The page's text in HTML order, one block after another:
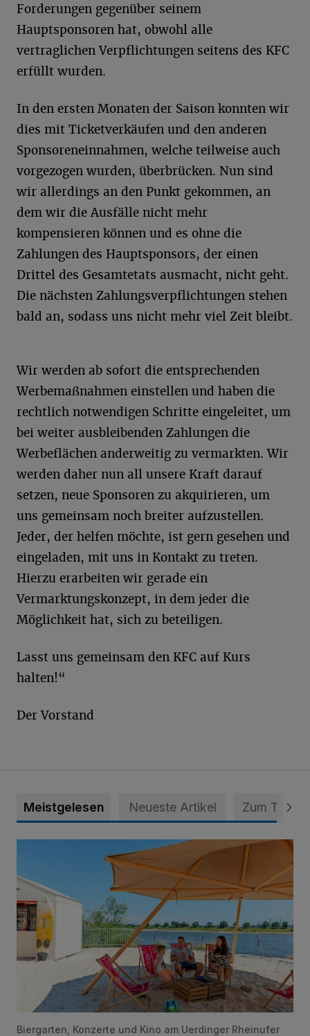
Forderungen gegenüber seinem
Hauptsponsoren hat, obwohl alle
vertraglichen Verpflichtungen seitens des KFC
erfüllt wurden.
In den ersten Monaten der Saison konnten wir
dies mit Ticketverkäufen und den anderen
Sponsoreneinnahmen, welche teilweise auch
vorgezogen wurden, überbrücken. Nun sind
wir allerdings an den Punkt gekommen, an
dem wir die Ausfälle nicht mehr
kompensieren können und es ohne die
Zahlungen des Hauptsponsors, der einen
Drittel des Gesamtetats ausmacht, nicht geht.
Die nächsten Zahlungsverpflichtungen stehen
bald an, sodass uns nicht mehr viel Zeit bleibt.
Wir werden ab sofort die entsprechenden
Werbemaßnahmen einstellen und haben die
rechtlich notwendigen Schritte eingeleitet, um
bei weiter ausbleibenden Zahlungen die
Werbeflächen anderweitig zu vermarkten. Wir
werden daher nun all unsere Kraft darauf
setzen, neue Sponsoren zu akquirieren, um
uns gemeinsam noch breiter aufzustellen.
Jeder, der helfen möchte, ist gern gesehen und
eingeladen, mit uns in Kontakt zu treten.
Hierzu erarbeiten wir gerade ein
Vermarktungskonzept, in dem jeder die
Möglichkeit hat, sich zu beteiligen.
Lasst uns gemeinsam den KFC auf Kurs
halten!“
Der Vorstand
Meistgelesen Neueste Artikel Zum Thema
Die „Rhine Side“ geht in die Verlängerung
Biergarten, Konzerte und Kino am Uerdinger Rheinufer